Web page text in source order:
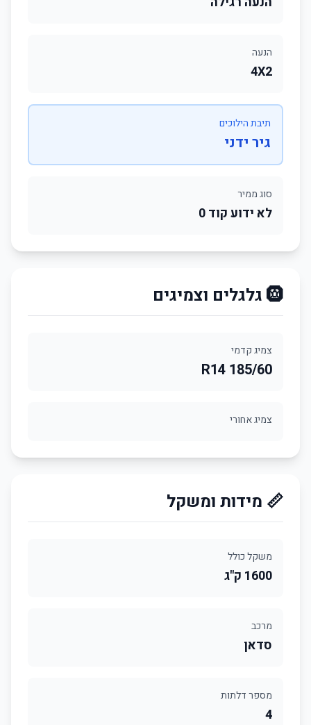
הנעה
4X2
תיבת הילוכים
גיר ידני
סוג ממיר
לא ידוע קוד 0
🛞 גלגלים וצמיגים
צמיג קדמי
185/60 R14
צמיג אחורי
📏 מידות ומשקל
משקל כולל
1600 ק"ג
מרכב
סדאן
מספר דלתות
4